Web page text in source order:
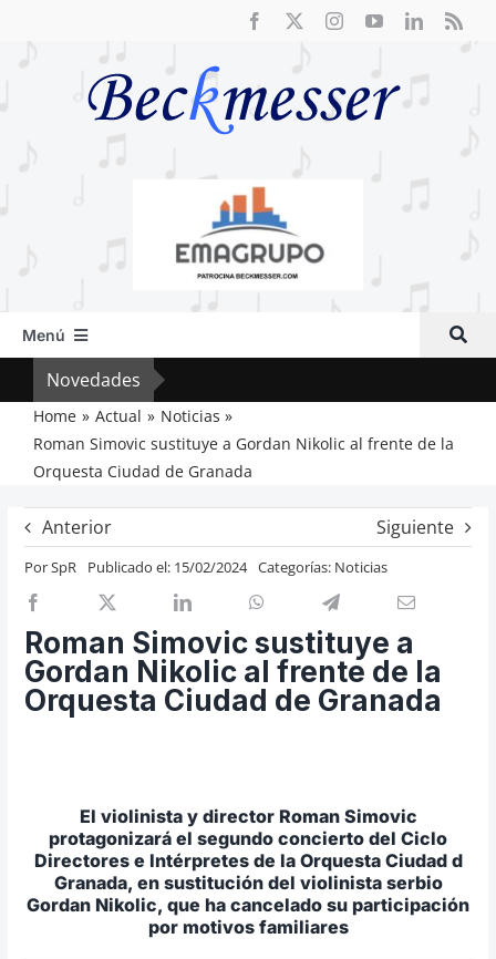
Menú
Inicio
Actual
Artículos
Crítica
Previos de ópera
Entrevistas
Recomendación
Cosas de Beckmesser
Nosotros y privacidad
Buscar:
Novedades
Home Actual
Noticias
Roman Simovic sustituye a Gordan Nikolic al frente de la
Orquesta Ciudad de Granada
Anterior Siguiente
PorSpR Publicado el: 15/02/2024 Categorías: Noticias
Roman Simovic sustituye a
Gordan Nikolic al frente de la
Orquesta Ciudad de Granada
El violinista y director Roman Simovic
protagonizará el segundo concierto del Ciclo
Directores e Intérpretes de la Orquesta Ciudad d
Granada, en sustitución del violinista serbio
Gordan Nikolic, que ha cancelado su participación
por motivos familiares